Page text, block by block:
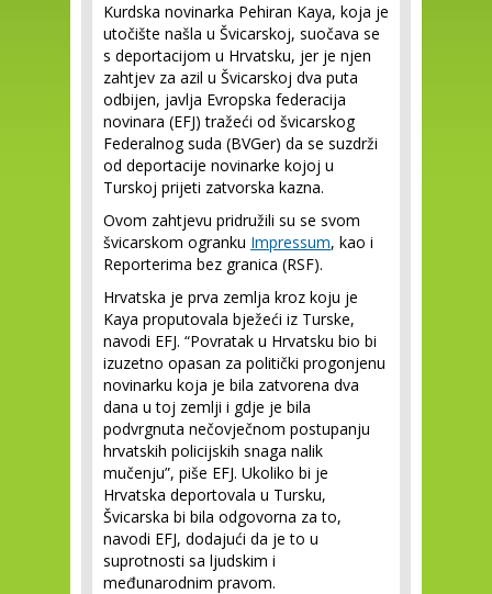
Kurdska novinarka Pehiran Kaya, koja je
utočište našla u Švicarskoj, suočava se
s deportacijom u Hrvatsku, jer je njen
zahtjev za azil u Švicarskoj dva puta
odbijen, javlja Evropska federacija
novinara (EFJ) tražeći od švicarskog
Federalnog suda (BVGer) da se suzdrži
od deportacije novinarke kojoj u
Turskoj prijeti zatvorska kazna.
Ovom zahtjevu pridružili su se svom
švicarskom ogranku Impressum, kao i
Reporterima bez granica (RSF).
Hrvatska je prva zemlja kroz koju je
Kaya proputovala bježeći iz Turske,
navodi EFJ. “Povratak u Hrvatsku bio bi
izuzetno opasan za politički progonjenu
novinarku koja je bila zatvorena dva
dana u toj zemlji i gdje je bila
podvrgnuta nečovječnom postupanju
hrvatskih policijskih snaga nalik
mučenju”, piše EFJ. Ukoliko bi je
Hrvatska deportovala u Tursku,
Švicarska bi bila odgovorna za to,
navodi EFJ, dodajući da je to u
suprotnosti sa ljudskim i
međunarodnim pravom.